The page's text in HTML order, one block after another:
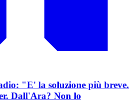
"E' la soluzione più breve.
Dall'Ara? Non lo